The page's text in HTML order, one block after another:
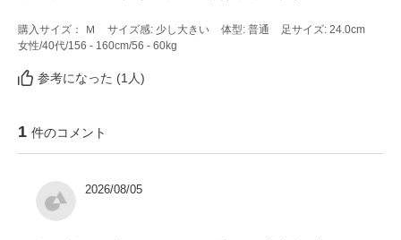
購入サイズ： Ｍ サイズ感: 少し大きい 体型: 普通
足サイズ: 24.0cm
女性/40代/156 - 160cm/56 - 60kg
参考になった (1人)
1 件のコメント
2026/08/05